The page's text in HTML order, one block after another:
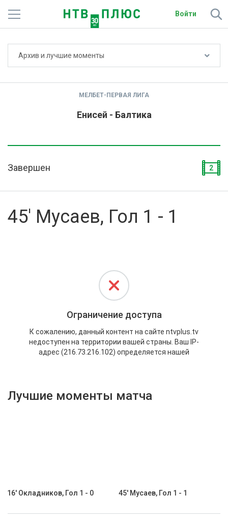
Войти
О сайте
Архив и лучшие моменты
МЕЛБЕТ-ПЕРВАЯ ЛИГА
Енисей - Балтика
Завершен 2
45' Мусаев, Гол 1 - 1
Лучшие моменты матча
16' Окладников, Гол 1 - 0 45' Мусаев, Гол 1 - 1